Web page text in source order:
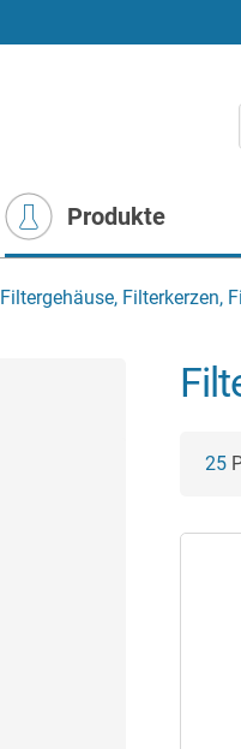
Produkte
Filtergehäuse, Filterkerzen,
25